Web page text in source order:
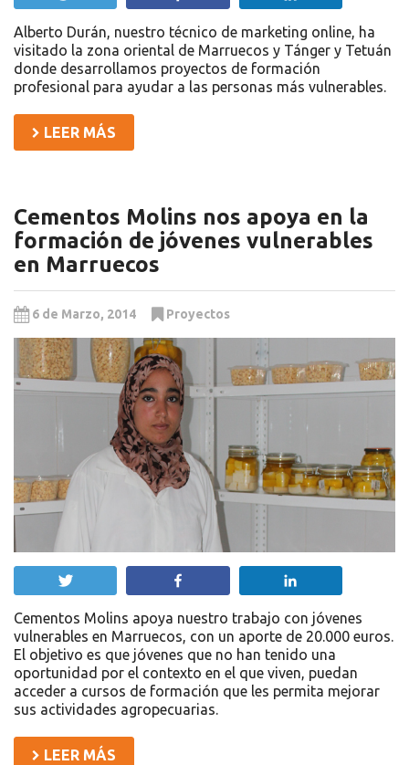
Alberto Durán, nuestro técnico de marketing online, ha
visitado la zona oriental de Marruecos y Tánger y Tetuán
donde desarrollamos proyectos de formación
profesional para ayudar a las personas más vulnerables.
LEER MÁS
Cementos Molins nos apoya en la
formación de jóvenes vulnerables
en Marruecos
6 de Marzo, 2014 Proyectos
Cementos Molins apoya nuestro trabajo con jóvenes
vulnerables en Marruecos, con un aporte de 20.000 euros.
El objetivo es que jóvenes que no han tenido una
oportunidad por el contexto en el que viven, puedan
acceder a cursos de formación que les permita mejorar
sus actividades agropecuarias.
LEER MÁS